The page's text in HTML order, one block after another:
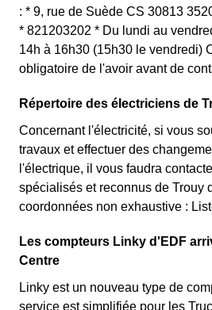
: * 9, rue de Suède CS 30813
* 821203202 * Du lundi au
14h à 16h30 (15h30 le vendredi)
obligatoire de l'avoir avant de
Répertoire des électriciens de
Concernant l'électricité, si vous
travaux et effectuer des
l'électrique, il vous faudra
spécialisés et reconnus de Trouy
coordonnées non exhaustive :
Les compteurs Linky d'EDF
Centre
Linky est un nouveau type de
service est simplifiée pour les